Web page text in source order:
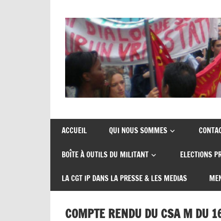
CGT
insertion
probation
de
syndicats
insertion
ACCUEIL QUI NOUS SOMMES
BOÎTE À OUTILS DU MILITANT ELECTIONS
LA CGT IP DANS LA PRESSE & LES MEDIAS
COMPTE RENDU DU CSA M DU